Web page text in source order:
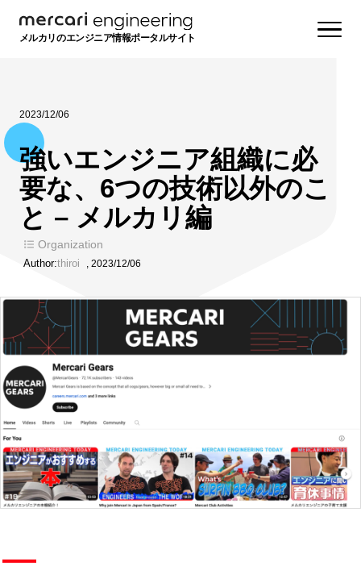
メルカリのエンジニア情報ポータルサイト
2023/12/06
強いエンジニア組織に必
要な、6つの技術以外のこ
と – メルカリ編
Organization
Author:thiroi , 2023/12/06